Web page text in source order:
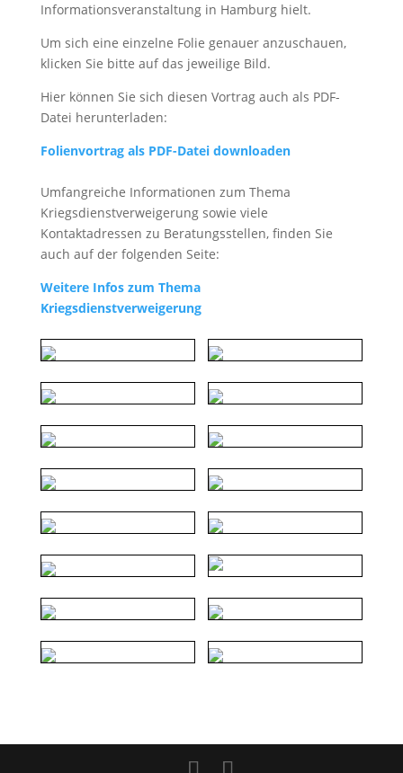
Informationsveranstaltung in Hamburg hielt.
Um sich eine einzelne Folie genauer anzuschauen,
klicken Sie bitte auf das jeweilige Bild.
Hier können Sie sich diesen Vortrag auch als PDF-
Datei herunterladen:
Folienvortrag als PDF-Datei downloaden
Umfangreiche Informationen zum Thema
Kriegsdienstverweigerung sowie viele
Kontaktadressen zu Beratungsstellen, finden Sie
auch auf der folgenden Seite:
Weitere Infos zum Thema
Kriegsdienstverweigerung